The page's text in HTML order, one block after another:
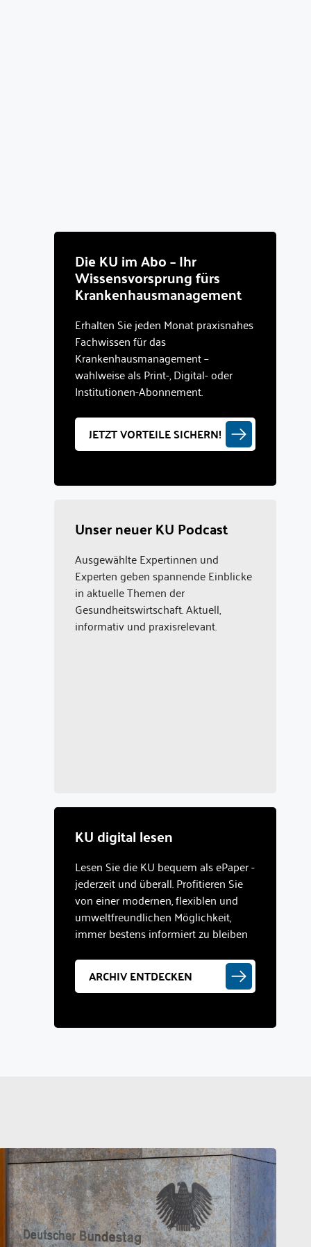
Die KU im Abo – Ihr
Wissensvorsprung fürs
Krankenhausmanagement
Erhalten Sie jeden Monat praxisnahes
Fachwissen für das
Krankenhausmanagement –
wahlweise als Print-, Digital- oder
Institutionen-Abonnement.
JETZT VORTEILE SICHERN!
Unser neuer KU Podcast
Ausgewählte Expertinnen und
Experten geben spannende Einblicke
in aktuelle Themen der
Gesundheitswirtschaft. Aktuell,
informativ und praxisrelevant.
KU digital lesen
Lesen Sie die KU bequem als ePaper -
jederzeit und überall. Profitieren Sie
von einer modernen, flexiblen und
umweltfreundlichen Möglichkeit,
immer bestens informiert zu bleiben
ARCHIV ENTDECKEN